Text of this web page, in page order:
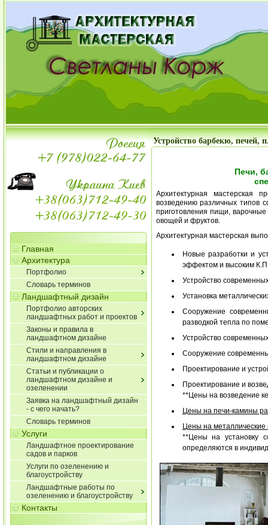
Главная
Архитектура
Портфолио
Словарь терминов
Ландшафтный дизайн
Портфолио авторских
ландшафтных работ и проектов
Законы и правила в
ландшафтном дизайне
Стили и направления в
ландшафтном дизайне
Статьи и публикации о
ландшафтном дизайне и
озеленении
Заявка на ландшафтный дизайн
- с чего начать?
Словарь терминов
Услуги
Ландшафтное проектирование
садов и парков
Услуги по озеленению и
благоустройству
Ландшафтные работы по
озеленению и благоустройству
Контакты
Устройство барбекю, печей,
Печи,
Архитектурная мастерская
возведению различных типов
приготовления пищи,
овощей и фруктов.
Архитектурная мастерская
Новые разработки и
эффектом и высоким
Устройство
Установка
Сооружение
разводкой тепла по
Устройство
Сооружение
Проектирование и
Проектирование и
**Цены на возведение
Цены на печи-камины
Цены на
**Цены на установку
определяются в